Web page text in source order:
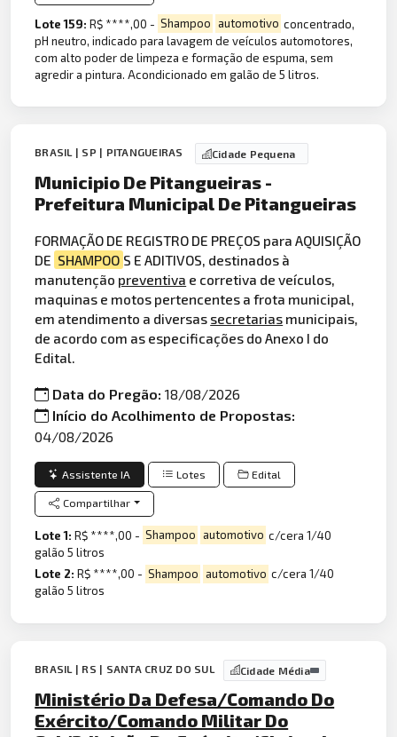
Lote 159:R$ ****,00 - Shampoo automotivo concentrado,
pH neutro, indicado para lavagem de veículos automotores,
com alto poder de limpeza e formação de espuma, sem
agredir a pintura. Acondicionado em galão de 5 litros.
BRASIL | SP | PITANGUEIRAS Cidade Pequena
Municipio De Pitangueiras -
Prefeitura Municipal De Pitangueiras
FORMAÇÃO DE REGISTRO DE PREÇOS para AQUISIÇÃO
DE SHAMPOO S E ADITIVOS, destinados à
manutenção preventiva e corretiva de veículos,
maquinas e motos pertencentes a frota municipal,
em atendimento a diversas secretarias municipais,
de acordo com as especificações do Anexo I do
Edital.
Data do Pregão:18/08/2026
Início do Acolhimento de Propostas:
04/08/2026
Assistente IA Lotes Edital
Compartilhar
Lote 1:R$ ****,00 - Shampoo automotivo c/cera 1/40
galão 5 litros
Lote 2:R$ ****,00 - Shampoo automotivo c/cera 1/40
galão 5 litros
BRASIL | RS | SANTA CRUZ DO SUL Cidade Média
Ministério Da Defesa/Comando Do
Exército/Comando Militar Do